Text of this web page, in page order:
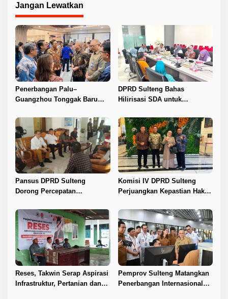
Jangan Lewatkan
Penerbangan Palu–
Guangzhou Tonggak Baru
DPRD Sulteng Bahas
Hilirisasi SDA untuk
Pansus DPRD Sulteng
Dorong Percepatan
Sawit di Toli-Toli
Komisi IV DPRD Sulteng
Perjuangkan Kepastian Hak
Reses, Takwin Serap Aspirasi
Infrastruktur, Pertanian dan
Pemprov Sulteng Matangkan
Penerbangan Internasional